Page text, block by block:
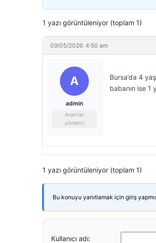
1 yazı görüntüleniyor (toplam 1)
09/05/2026: 4:50 am
A
admin
Anahtar
yönetici
Bursa’da 4
babanın ise 1
1 yazı görüntüleniyor (toplam 1)
Bu konuyu yanıtlamak için giriş yapmış
Kullanıcı adı: